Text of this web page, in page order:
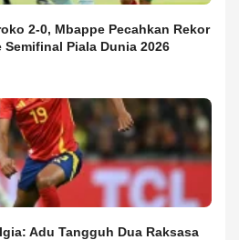
2-0, Mbappe Pecahkan Rekor
Piala Dunia 2026
Adu Tangguh Dua Raksasa